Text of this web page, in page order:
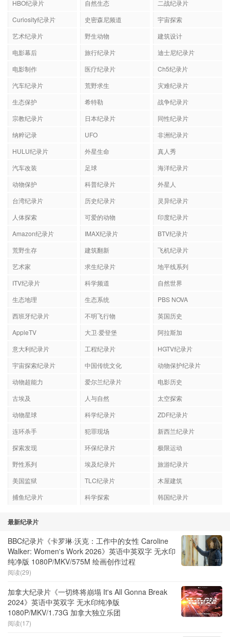
HBO纪录片 自然生态
二战纪录片
Curiosity纪录片
史密森尼频道
宇宙探索
艺术纪录片
野生动物
建筑设计
电影幕后
旅行纪录片
迪士尼纪录片
电影制作
医疗纪录片
Ch5纪录片
汽车纪录片
荒野求生
灾难纪录片
生态保护
希特勒
战争纪录片
宗教纪录片
日本纪录片
同性纪录片
纳粹记录
UFO
非洲纪录片
HULU纪录片
外星生命
真人秀
汽车改装
足球
海洋纪录片
动物保护
科普纪录片
外星人
台湾纪录片
历史纪录片
灵异纪录片
人体探索
可爱的动物
印度纪录片
Amazon纪录片
IMAX纪录片
BTV纪录片
荒野生存
建筑翻新
飞机纪录片
艺术家
求生纪录片
地平线系列
ITV纪录片
科学频道
自然世界
生态地理
生态系统
PBS NOVA
西班牙纪录片
不明飞行物
英国历史
AppleTV
大卫·爱登堡
阿拉斯加
意大利纪录片
工程纪录片
HGTV纪录片
宇宙探索纪录片
中国传统文化
动物保护纪录片
动物超能力
爱尔兰纪录片
电影历史
古埃及
人与自然
太空探索
动物星球
科学纪录片
ZDF纪录片
连环杀手
犯罪现场
新西兰纪录片
探索发现
环保纪录片
极限运动
野性系列
埃及纪录片
旅游纪录片
美国监狱
TLC纪录片
木屋建筑
捕鱼纪录片
科学探索 韩国纪录片
最新纪录片
BBC纪录片《卡罗琳·沃克：工作中的女性 Caroline
Walker: Women's Work 2026》英语中英双字 无水印
纯净版 1080P/MKV/575M 绘画创作过程
阅读(29)
加拿大纪录片《一切终将崩塌 It's All Gonna Break
2024》英语中英双字 无水印纯净版
1080P/MKV/1.73G 加拿大独立乐团
阅读(17)